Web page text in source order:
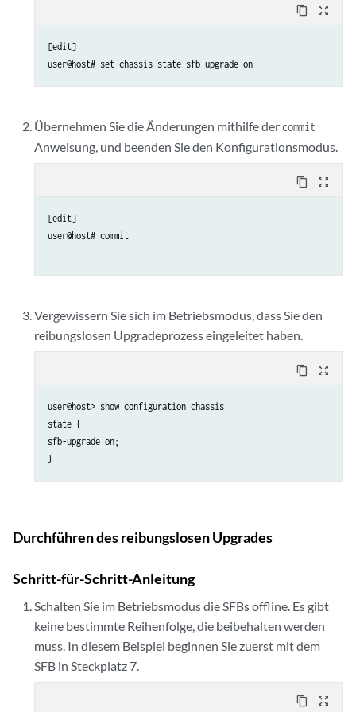
content_copy zoom_out_map
[edit]
Übernehmen Sie die Änderungen mithilfe der commit
Anweisung, und beenden Sie den Konfigurationsmodus.
content_copy zoom_out_map
[edit]
user@host# commit
Vergewissern Sie sich im Betriebsmodus, dass Sie den
reibungslosen Upgradeprozess eingeleitet haben.
content_copy zoom_out_map
user@host> show configuration chassis
state {
sfb-upgrade on;
Durchführen des reibungslosen Upgrades
Schritt-für-Schritt-Anleitung
Schalten Sie im Betriebsmodus die SFBs offline. Es gibt
keine bestimmte Reihenfolge, die beibehalten werden
muss. In diesem Beispiel beginnen Sie zuerst mit dem
SFB in Steckplatz 7.
content_copy zoom_out_map